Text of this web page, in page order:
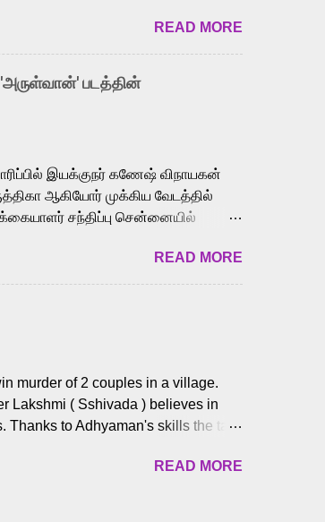
cast led by celebrated playback
Man. Known for memorable songs
“Mun Andhi” from 7 Aum Arivu,
multiple languages, making him
for portraying memorable
READ MORE
'அருள்வான்' படத்தின்
இயக்குநர் கணேஷ் விநாயகன்
ஆகியோர் முக்கிய வேடத்தில்
சந்திப்பு சென்னையில்
, ஜான் விஜய், பேபி கிருத்திகா,
எம். சுகுமார் ஒளிப்பதிவு
லால்குடி
பணிகளை
இருக்கும் இந்தத் திரைப்படத்தை 90
வழங...
READ MORE
murder of 2 couples in a village.
Lakshmi ( Sshivada ) believes in
Thanks to Adhyaman's skills the task
to events dating back to 1995.
READ MORE